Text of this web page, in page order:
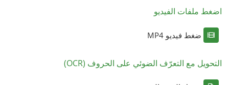
اضغط ملفات الفيديو
ضغط فيديو MP4
التحويل مع التعرّف الضوئي على الحروف (OCR)